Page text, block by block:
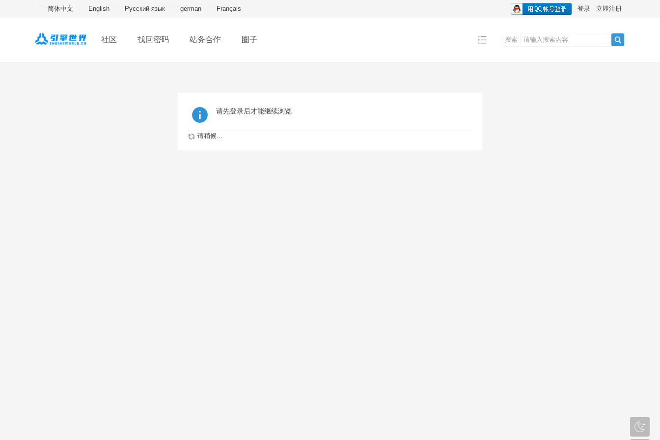
简体中文 English Русский язык german Français 登录 立即注册
社区 找回密码 站务合作 圈子 搜索
请先登录后才能继续浏览
请稍候...